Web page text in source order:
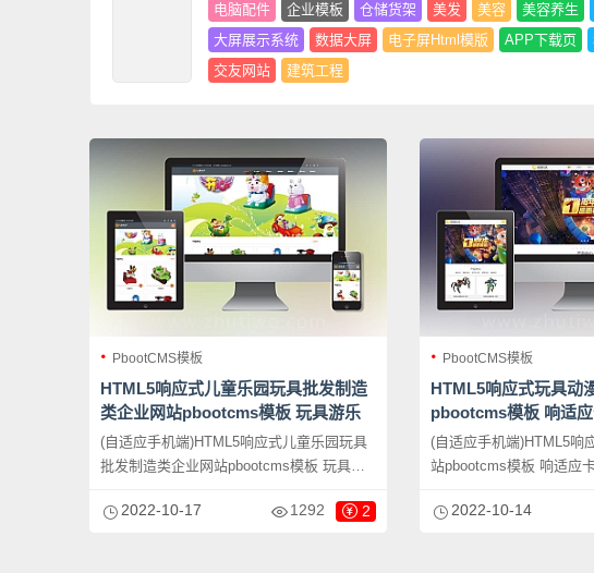
电脑配件
企业模板 仓储货架 美发 美容 美容养生
大屏展示系统
数据大屏 电子屏Html模版 APP下载页
交友网站
建筑工程
PbootCMS模板
HTML5响应式儿童乐园玩具批发制造
类企业网站pbootcms模板 玩具游乐
设施网站源码下载
(自适应手机端)HTML5响应式儿童乐园玩具
批发制造类企业网站pbootcms模板 玩具游
的网站模板，该模板适用于游乐设施网站、
2022-10-17 1292 2
PbootCMS模板
HTML5响应式玩具动
pbootcms模板 响适
源码下载
(自适应手机端)HTML5响
站pbootcms模板 响适应
模板适用于玩具动漫网站
2022-10-14